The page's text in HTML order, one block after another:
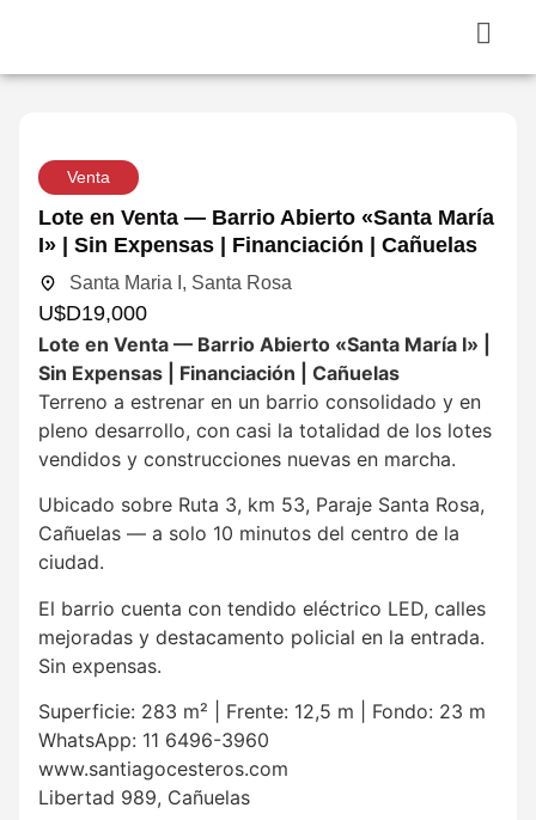
Venta
Lote en Venta — Barrio Abierto «Santa María
I» | Sin Expensas | Financiación | Cañuelas
Santa Maria I, Santa Rosa
U$D19,000
Lote en Venta — Barrio Abierto «Santa María I» |
Sin Expensas | Financiación | Cañuelas
Terreno a estrenar en un barrio consolidado y en
pleno desarrollo, con casi la totalidad de los lotes
vendidos y construcciones nuevas en marcha.
Ubicado sobre Ruta 3, km 53, Paraje Santa Rosa,
Cañuelas — a solo 10 minutos del centro de la
ciudad.
El barrio cuenta con tendido eléctrico LED, calles
mejoradas y destacamento policial en la entrada.
Sin expensas.
Superficie: 283 m² | Frente: 12,5 m | Fondo: 23 m
WhatsApp: 11 6496-3960
www.santiagocesteros.com
Libertad 989, Cañuelas